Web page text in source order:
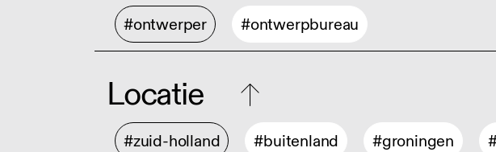
#ontwerper #ontwerpbureau
Locatie
#zuid-holland #buitenland #groningen